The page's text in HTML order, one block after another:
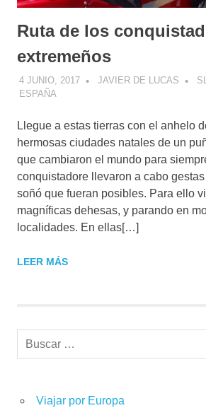
Ruta de los
extremeños
4 JUNIO, 2017 JAVIER DE LUCAS
ESPAÑA
Llegue a estas tierras con el anhelo
hermosas ciudades natales de un
que cambiaron el mundo para
conquistadore llevaron a cabo
soñó que fueran posibles. Para ello
magníficas dehesas, y parando en
localidades. En ellas[…]
LEER MÁS
Buscar:
Viajar por Europa